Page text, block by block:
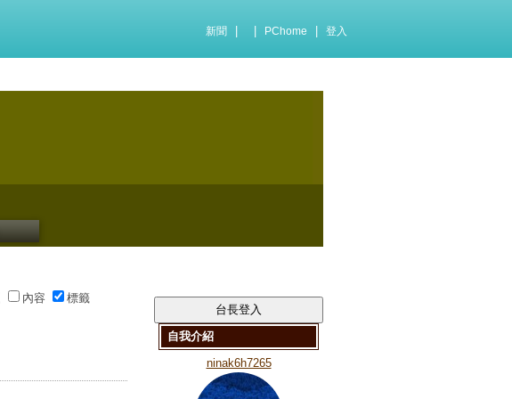
新聞 PChome 登入
內容 標籤
自我介紹
ninak6h7265